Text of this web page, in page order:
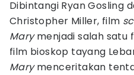
Dibintangi Ryan Gosling
Christopher Miller, film
Marymenjadi salah satu
film bioskop tayang
Marymenceritakan